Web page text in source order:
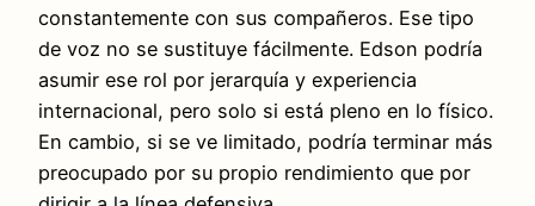
constantemente con sus compañeros. Ese tipo
de voz no se sustituye fácilmente. Edson podría
asumir ese rol por jerarquía y experiencia
internacional, pero solo si está pleno en lo físico.
En cambio, si se ve limitado, podría terminar más
preocupado por su propio rendimiento que por